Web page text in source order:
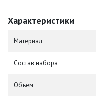
Характеристики
Материал
Состав набора
Объем